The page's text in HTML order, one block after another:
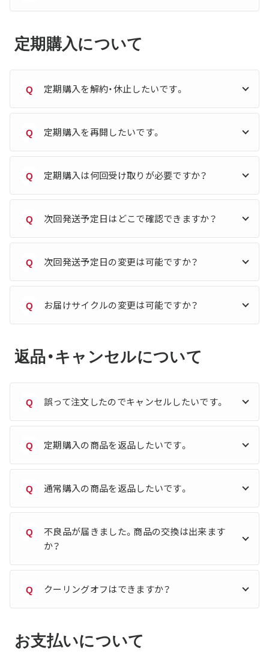
定期購入について
Q 定期購入を解約・休止したいです。
Q 定期購入を再開したいです。
Q 定期購入は何回受け取りが必要ですか？
Q 次回発送予定日はどこで確認できますか？
Q 次回発送予定日の変更は可能ですか？
Q お届けサイクルの変更は可能ですか？
返品・キャンセルについて
Q 誤って注文したのでキャンセルしたいです。
Q 定期購入の商品を返品したいです。
Q 通常購入の商品を返品したいです。
Q
不良品が届きました。商品の交換は出来ます
か？
Q クーリングオフはできますか？
お支払いについて